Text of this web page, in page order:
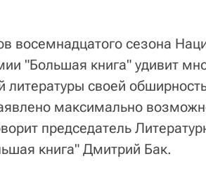
восемнадцатого сезона
"Большая книга" удивит
литературы своей
максимально
председатель
книга" Дмитрий Бак.